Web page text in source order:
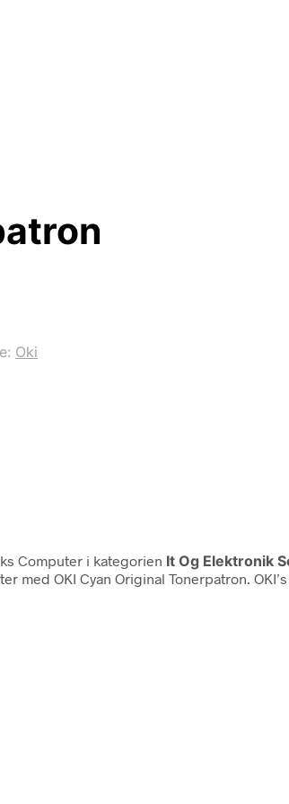
Oki
Computer i kategorien It Og Elektronik
med OKI Cyan Original Tonerpatron.